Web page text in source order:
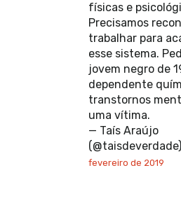
físicas e
Precisamos
trabalhar para
esse sistema.
jovem negro de
dependente
transtornos
uma vítima.
— Taís Araújo
(@taisdeverdade)
fevereiro de 2019